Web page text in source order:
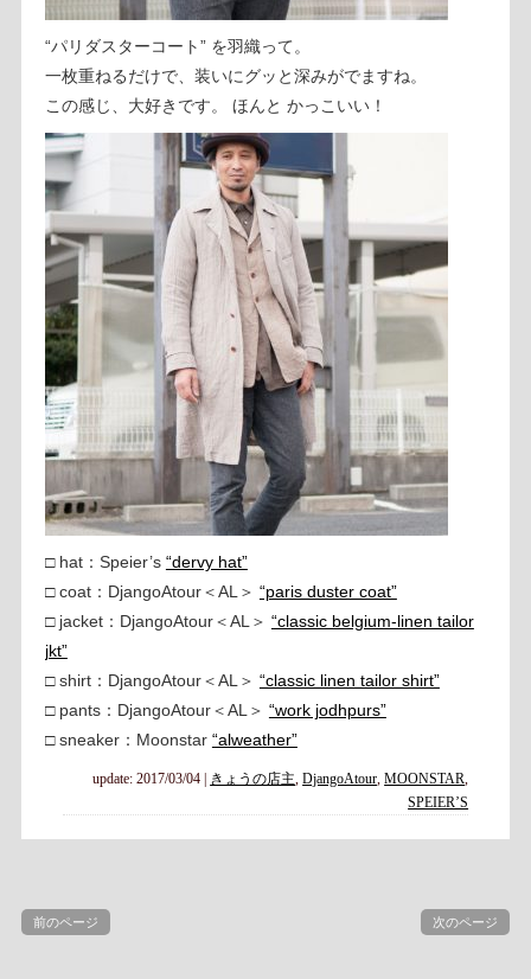
“パリダスターコート” を羽織って。
一枚重ねるだけで、装いにグッと深みがでますね。
この感じ、大好きです。 ほんと かっこいい！
□ hat：Speier’s “dervy hat”
□ coat：DjangoAtour＜AL＞ “paris duster coat”
□ jacket：DjangoAtour＜AL＞ “classic belgium-linen tailor
jkt”
□ shirt：DjangoAtour＜AL＞ “classic linen tailor shirt”
□ pants：DjangoAtour＜AL＞ “work jodhpurs”
□ sneaker：Moonstar “alweather”
update: 2017/03/04 | きょうの店主 ,DjangoAtour ,MOONSTAR
SPEIER’S
前のページ 次のページ